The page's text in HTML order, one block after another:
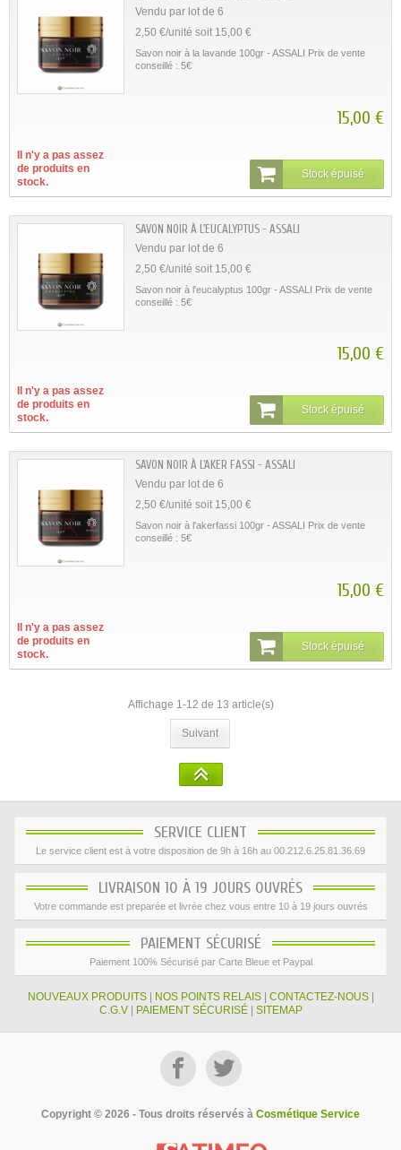
Vendu par lot de 6
2,50 €/unité soit 15,00 €
Savon noir à la lavande 100gr - ASSALI Prix de vente
conseillé : 5€
15,00 €
Il n'y a pas assez
de produits en
stock.
Stock épuisé
SAVON NOIR À L'EUCALYPTUS - ASSALI
Vendu par lot de 6
2,50 €/unité soit 15,00 €
Savon noir à l'eucalyptus 100gr - ASSALI Prix de vente
conseillé : 5€
15,00 €
Il n'y a pas assez
de produits en
stock.
Stock épuisé
SAVON NOIR À L'AKER FASSI - ASSALI
Vendu par lot de 6
2,50 €/unité soit 15,00 €
Savon noir à l'akerfassi 100gr - ASSALI Prix de vente
conseillé : 5€
15,00 €
Il n'y a pas assez
de produits en
stock.
Stock épuisé
Affichage 1-12 de 13 article(s)
Suivant
SERVICE CLIENT
Le service client est à votre disposition de 9h à 16h au 00.212.6.25.81.36.69
LIVRAISON 10 À 19 JOURS OUVRÉS
Votre commande est preparée et livrée chez vous entre 10 à 19 jours ouvrés
PAIEMENT SÉCURISÉ
Paiement 100% Sécurisé par Carte Bleue et Paypal
NOUVEAUX PRODUITS| NOS POINTS RELAIS| CONTACTEZ-NOUS|
C.G.V| PAIEMENT SÉCURISÉ| SITEMAP
Copyright © 2026 - Tous droits réservés à Cosmétique Service